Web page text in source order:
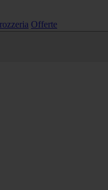
Offerte